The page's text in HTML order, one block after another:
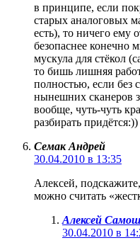
в принципе, если
старых аналоговых
есть), то ничего ему
безопаснее конечно
мускула для стёкол
то бишь лишняя
полностью, если без
нынешних сканеров
вообще, чуть-чуть
разбирать придётся:))
Семак Андрей
30.04.2010 в 13:35
Алексей,
можно считать
Алексей
30.04.2010 в